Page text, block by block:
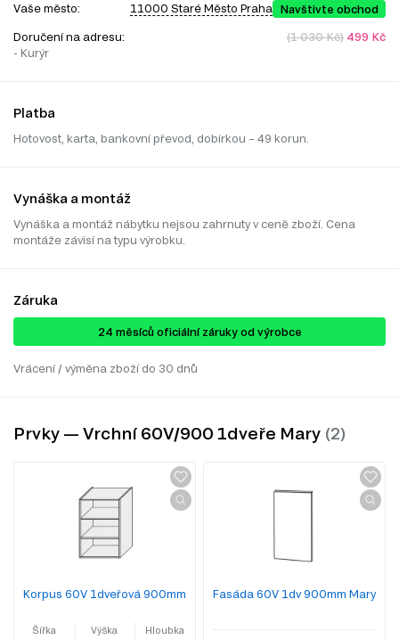
Vaše město: 11000 Staré Město Praha Navštivte obchod
Doručení na adresu:
- Kurýr
(1 030 Kč) 499 Kč
Platba
Hotovost, karta, bankovní převod, dobírkou – 49 korun.
Vynáška a montáž
Vynáška a montáž nábytku nejsou zahrnuty v ceně zboží. Cena
montáže závisí na typu výrobku.
Záruka
24 ​​​​měsíců oficiální záruky od výrobce
Vrácení / výměna zboží do 30 dnů
Prvky — Vrchní 60V/900 1dveře Mary
Korpus 60V 1dveřová 900mm
Šířka Výška Hloubka
Fasáda 60V 1dv 900mm Mary